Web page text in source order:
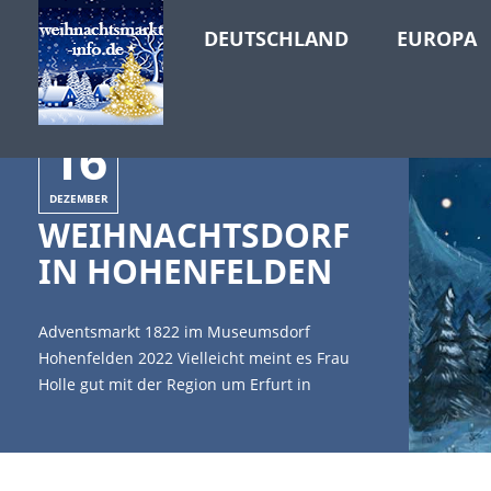
DEUTSCHLAND EUROPA
16
DEZEMBER
WEIHNACHTSDORF
IN HOHENFELDEN
Adventsmarkt 1822 im Museumsdorf
Hohenfelden 2022 Vielleicht meint es Frau
Holle gut mit der Region um Erfurt in